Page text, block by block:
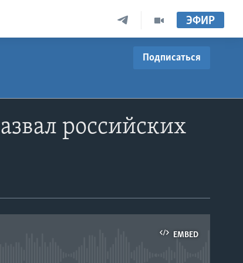
ЭФИР
Подписаться
российских
EMBED